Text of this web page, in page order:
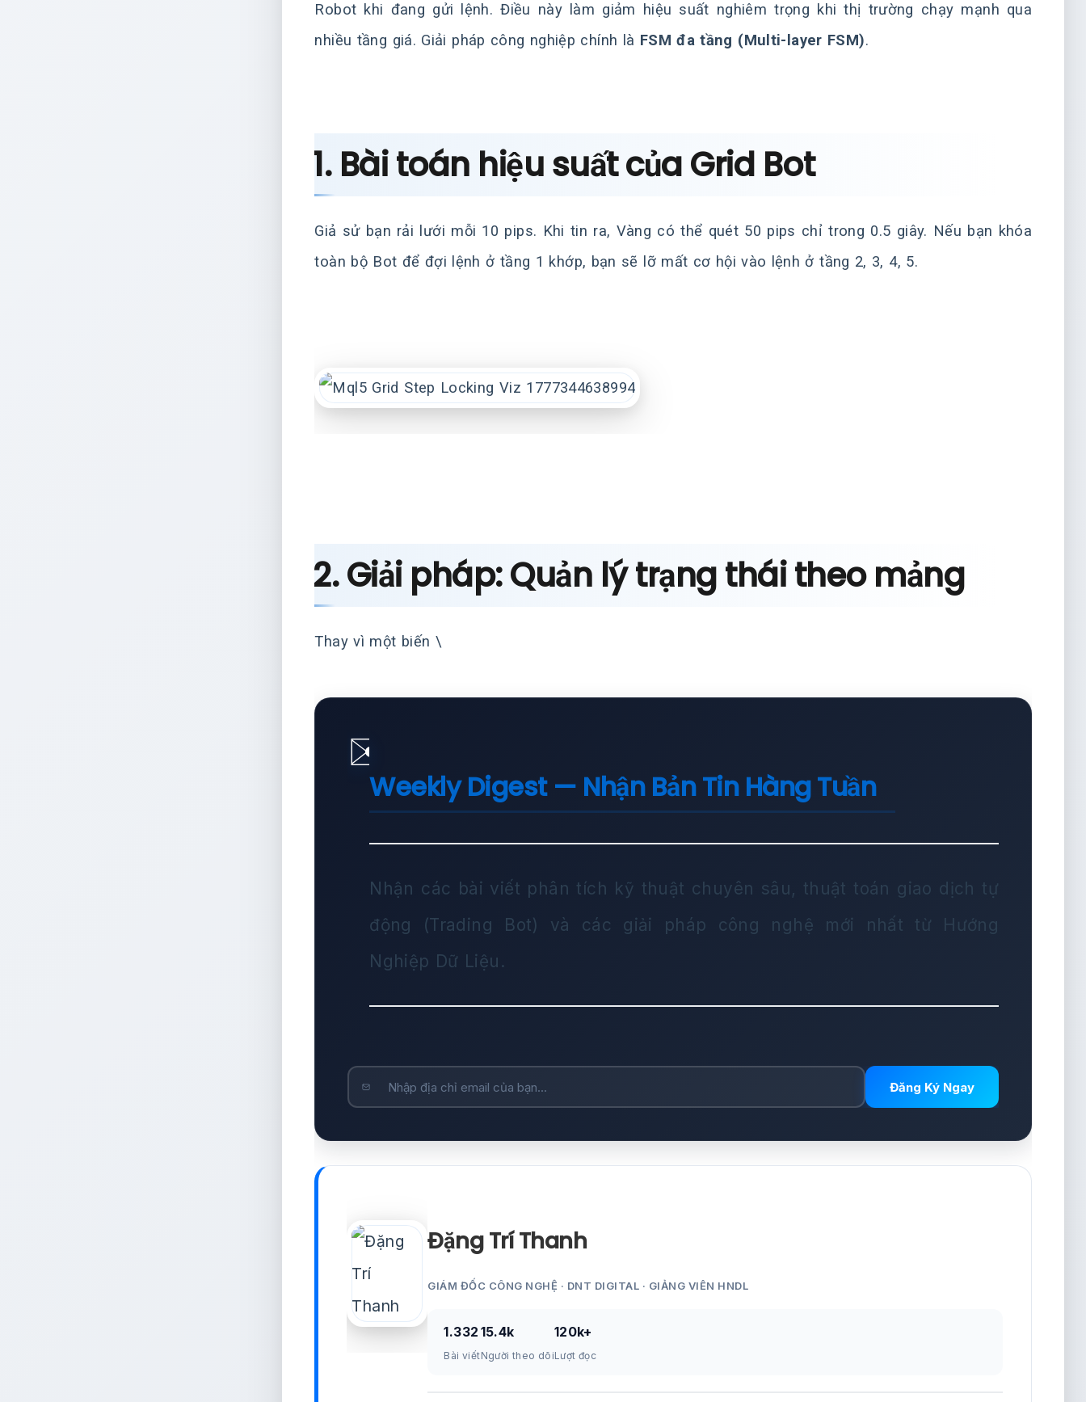
Robot khi đang gửi lệnh. Điều này làm giảm hiệu suất nghiêm trọng khi thị trường chạy mạnh qua
nhiều tầng giá. Giải pháp công nghiệp chính là FSM đa tầng (Multi-layer FSM).
1. Bài toán hiệu suất của Grid Bot
Giả sử bạn rải lưới mỗi 10 pips. Khi tin ra, Vàng có thể quét 50 pips chỉ trong 0.5 giây. Nếu bạn khóa
toàn bộ Bot để đợi lệnh ở tầng 1 khớp, bạn sẽ lỡ mất cơ hội vào lệnh ở tầng 2, 3, 4, 5.
2. Giải pháp: Quản lý trạng thái theo mảng
Thay vì một biến \
✉️
Weekly Digest — Nhận Bản Tin Hàng Tuần
Nhận các bài viết phân tích kỹ thuật chuyên sâu, thuật toán giao dịch tự
động (Trading Bot) và các giải pháp công nghệ mới nhất từ Hướng
Nghiệp Dữ Liệu.
Đăng Ký Ngay
Đặng Trí Thanh
GIÁM ĐỐC CÔNG NGHỆ · DNT DIGITAL · GIẢNG VIÊN HNDL
1.332
Bài viết
15.4k
Người theo dõi
120k+
Lượt đọc